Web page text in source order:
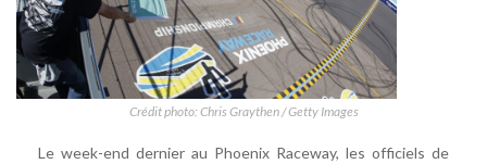
Crédit photo: Chris Graythen / Getty Images
Le week-end dernier au Phoenix Raceway, les officiels de